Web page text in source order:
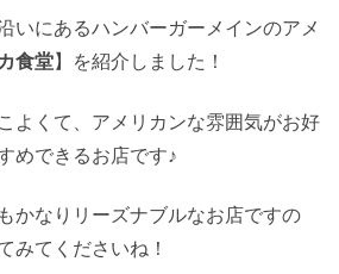
いにあるハンバーガーメインのアメ
食堂】を紹介しました！
よくて、アメリカンな雰囲気がお好
めできるお店です♪
かなりリーズナブルなお店ですの
みてくださいね！